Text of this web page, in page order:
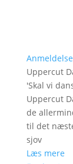
Anmeldelse
Uppercut
'Skal vi
Uppercut
de
til det
sjov
Læs mere